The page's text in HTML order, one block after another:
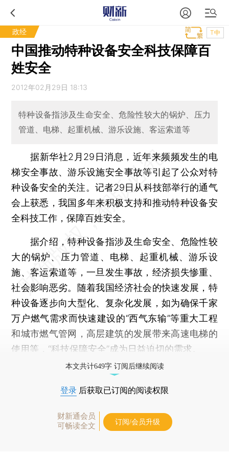
政经 T中
中国推动特种设备安全科技保障百
姓安全
2012年02月29日 18:13
特种设备指涉及生命安全、危险性较大的锅炉、压力
管道、电梯、起重机械、游乐设施、客运索道等
据新华社2月29日消息，近年来频频发生的电
梯安全事故、游乐设施安全事故等引起了公众对特
种设备安全的关注。记者29日从科技部举行的通气
会上获悉，我国多年来积极支持和推动特种设备安
全科技工作，保障百姓安全。
据介绍，特种设备指涉及生命安全、危险性较
大的锅炉、压力管道、电梯、起重机械、游乐设
施、客运索道等，一旦发生事故，经济损失惨重、
社会影响恶劣。随着我国经济社会的快速发展，特
种设备逐步向大型化、复杂化发展，如为确保千家
万户燃气需求而快速建设的“西气东输”等重大工程
和城市燃气管网，高层建筑的发展带来高速电梯的
使用等，“科技保障安全”成为日益迫切的需求。
本文共计649字 订阅后继续阅读
登录 后获取已订阅的阅读权限
财新通会员
可畅读全文
订阅/会员升级